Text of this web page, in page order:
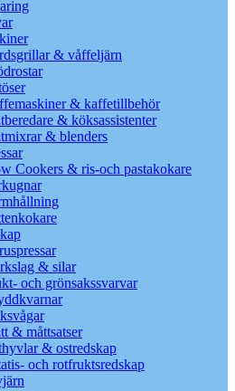
& våffeljärn
& kaffetillbehör
& köksassistenter
& blenders
Cookers & ris-och pastakokare
& silar
och grönsakssvarvar
& måttsatser
& ostredskap
och rotfruktsredskap